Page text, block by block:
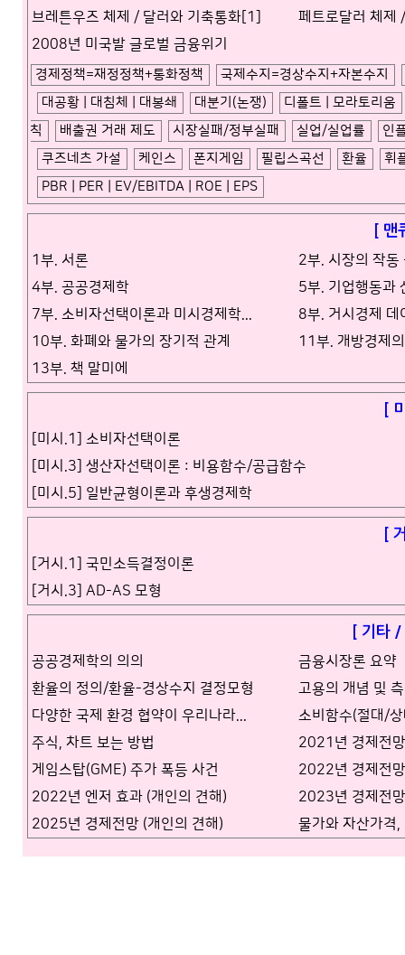
브레튼우즈 체제 / 달러와 기축통화[1]
페트로달러 체제
2008년 미국발 글로벌 금융위기
경제정책=재정정책+통화정책
국제수지=경상수지+자본수지
대공황 | 대침체 | 대봉쇄
대분기(논쟁)
디폴트 | 모라토리움
칙
배출권 거래 제도 시장실패/정부실패 실업/실업률
인
쿠즈네츠 가설
케인스 폰지게임 필립스곡선 환율
휘
PBR | PER | EV/EBITDA | ROE | EPS
[ 맨
1부. 서론
2부. 시장의 작동
4부. 공공경제학
5부. 기업행동과
7부. 소비자선택이론과 미시경제학...
8부. 거시경제 데
10부. 화폐와 물가의 장기적 관계
11부. 개방경제
13부. 책 말미에
[
[미시.1] 소비자선택이론
[미시.3] 생산자선택이론 : 비용함수/공급함수
[미시.5] 일반균형이론과 후생경제학
[
[거시.1] 국민소득결정이론
[거시.3] AD-AS 모형
[ 기타
공공경제학의 의의
금융시장론 요약
환율의 정의/환율-경상수지 결정모형
고용의 개념 및
다양한 국제 환경 협약이 우리나라...
소비함수(절대/
주식, 차트 보는 방법
2021년 경제전
게임스탑(GME) 주가 폭등 사건
2022년 경제전
2022년 엔저 효과 (개인의 견해)
2023년 경제전
2025년 경제전망 (개인의 견해)
물가와 자산가격,